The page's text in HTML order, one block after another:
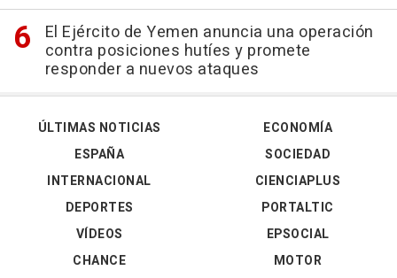
El Ejército de Yemen anuncia una operación
contra posiciones hutíes y promete
responder a nuevos ataques
ÚLTIMAS NOTICIAS
ESPAÑA
INTERNACIONAL
DEPORTES
VÍDEOS
ECONOMÍA
SOCIEDAD
CIENCIAPLUS
PORTALTIC
EPSOCIAL
CHANCE
MOTOR